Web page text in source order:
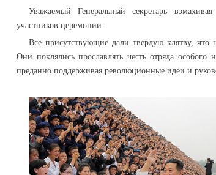
Уважаемый Генеральный секретарь
участников церемонии.
Все присутствующие дали твердую клятву, что
Они поклялись прославлять честь отряда
преданно поддерживая революционные идеи и